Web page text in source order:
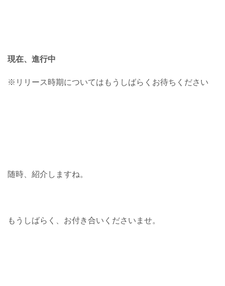
現在、進行中
※リリース時期についてはもうしばらくお待ちください
随時、紹介しますね。
もうしばらく、お付き合いくださいませ。